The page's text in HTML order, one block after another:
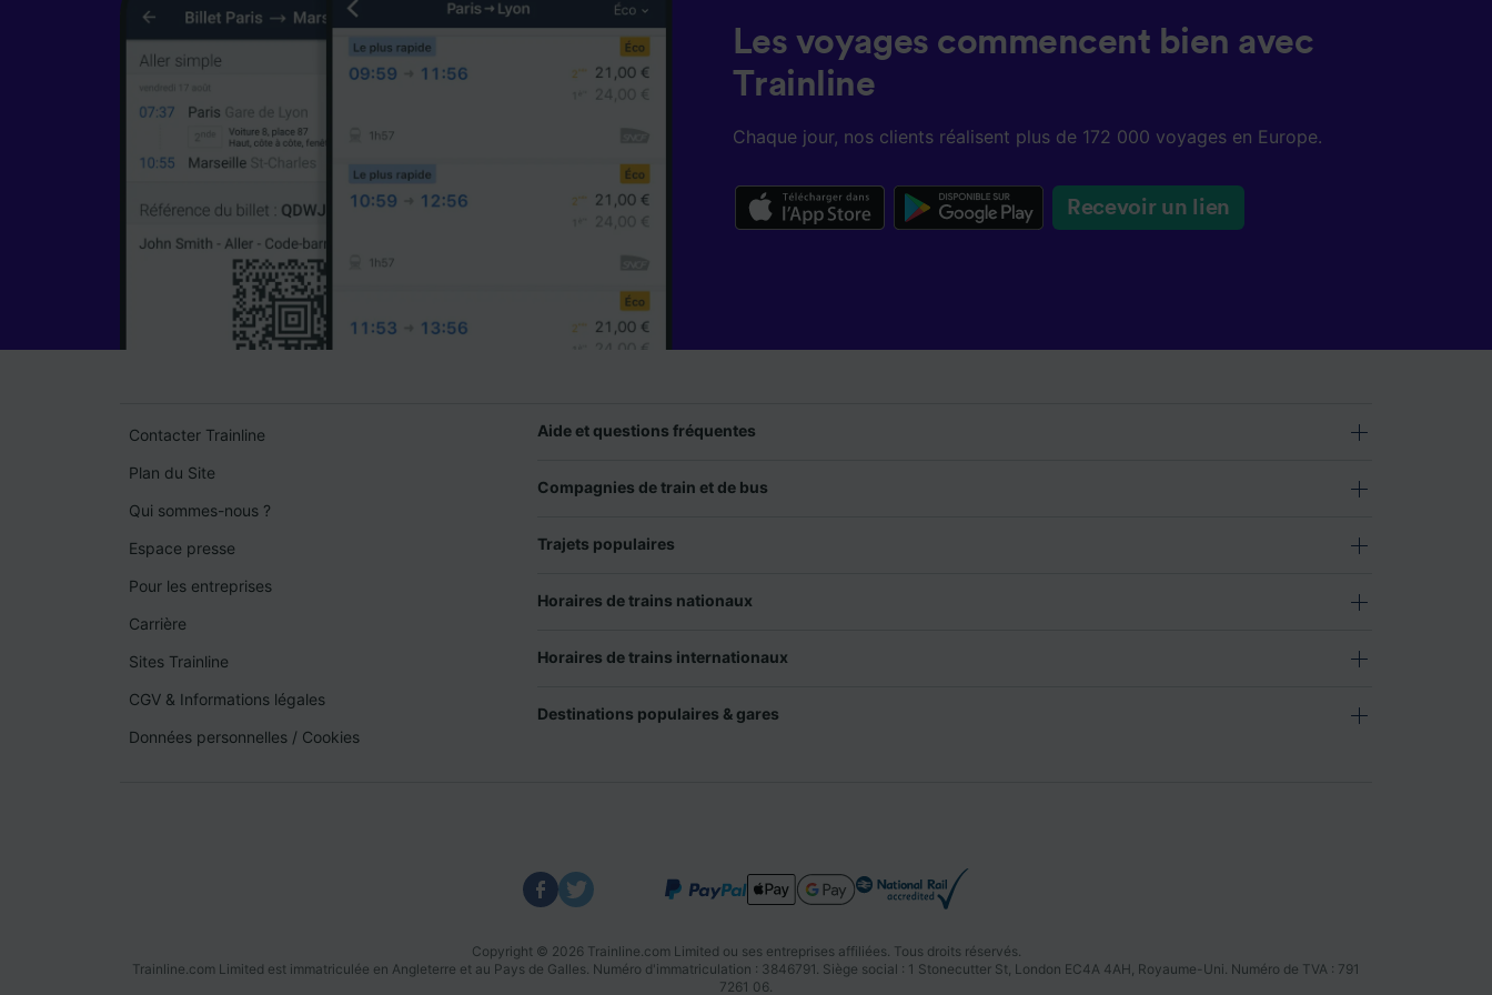
Les voyages commencent bien avec
Trainline
Chaque jour, nos clients réalisent plus de 172 000 voyages en Europe.
Recevoir un lien
Contacter Trainline
Plan du Site
Qui sommes-nous ?
Espace presse
Pour les entreprises
Carrière
Sites Trainline
CGV & Informations légales
Données personnelles / Cookies
Aide et questions fréquentes
Compagnies de train et de bus
Trajets populaires
Horaires de trains nationaux
Horaires de trains internationaux
Destinations populaires & gares
Copyright © 2026 Trainline.com Limited ou ses entreprises affiliées. Tous droits réservés.
Trainline.com Limited est immatriculée en Angleterre et au Pays de Galles. Numéro d'immatriculation : 3846791. Siège social : 1 Stonecutter St, London EC4A 4AH, Royaume-Uni. Numéro de TVA : 791
7261 06.